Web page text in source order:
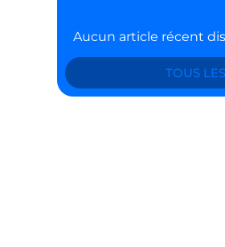
Aucun article récent
TOUS